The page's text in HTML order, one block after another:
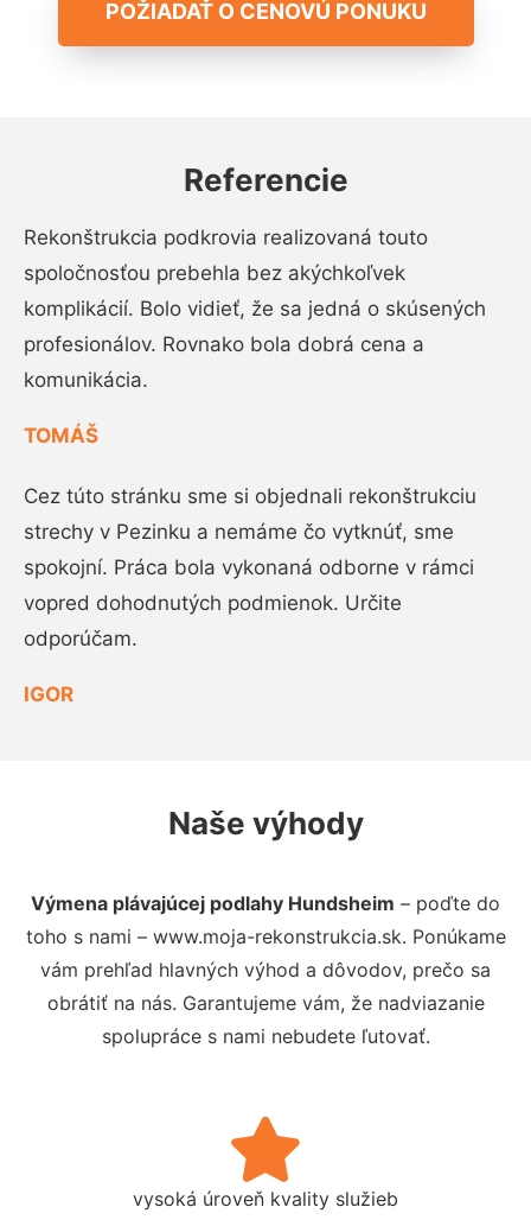
POŽIADAŤ O CENOVÚ PONUKU
Referencie
Rekonštrukcia podkrovia realizovaná touto
spoločnosťou prebehla bez akýchkoľvek
komplikácií. Bolo vidieť, že sa jedná o skúsených
profesionálov. Rovnako bola dobrá cena a
komunikácia.
TOMÁŠ
Cez túto stránku sme si objednali rekonštrukciu
strechy v Pezinku a nemáme čo vytknúť, sme
spokojní. Práca bola vykonaná odborne v rámci
vopred dohodnutých podmienok. Určite
odporúčam.
IGOR
Naše výhody
Výmena plávajúcej podlahy Hundsheim – poďte do
toho s nami – www.moja-rekonstrukcia.sk. Ponúkame
vám prehľad hlavných výhod a dôvodov, prečo sa
obrátiť na nás. Garantujeme vám, že nadviazanie
spolupráce s nami nebudete ľutovať.
vysoká úroveň kvality služieb